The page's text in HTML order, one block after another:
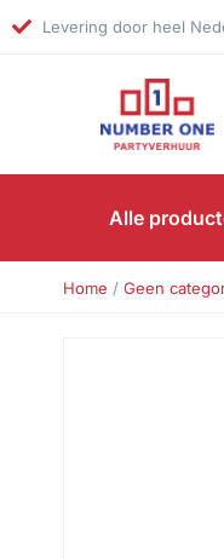
Levering door heel
Alle
Home / Geen